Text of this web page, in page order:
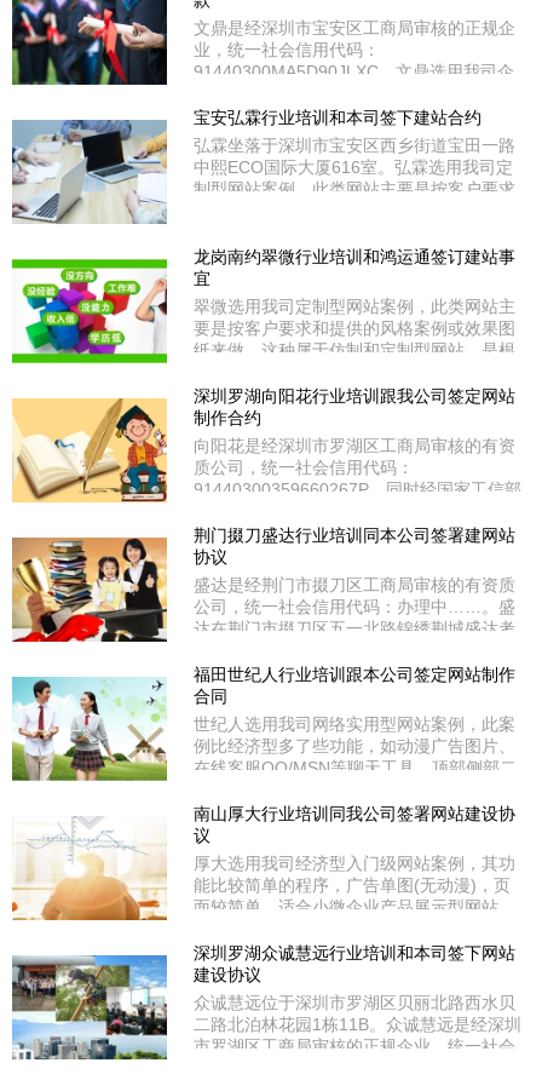
文鼎是经深圳市宝安区工商局审核的正规企
业，统一社会信用代码：
91440300MA5D90JLXC。文鼎选用我司企
配置外、特别值得关注的是增设了SEO深度
优化，不管是内页还是标题都能够独立和个
性化设置关键词和长尾词，更适合进行全站
seo优化。文鼎位于深圳市宝安区石岩街道
宝安弘霖行业培训和本司签下建站合约
弘霖坐落于深圳市宝安区西乡街道宝田一路
中熙ECO国际大厦616室。弘霖选用我司定
制型网站案例，此类网站主要是按客户要求
易度来评估报价的，费用相对较高，适合于
大中型企业和有个性风格、个性功能需求的
客户选用。弘霖是经深圳市宝安区工商局审
核的有资质公司，统一
龙岗南约翠微行业培训和鸿运通签订建站事
宜
翠微选用我司定制型网站案例，此类网站主
要是按客户要求和提供的风格案例或效果图
纸来做，这种属于仿制和定制型网站，是根
对较高，适合于大中型企业和有个性风格、
个性功能需求的客户选用。翠微处于深圳市
龙岗区南约社区炳坑东区二巷一号201。翠
微是经深圳市龙岗区工商局审核的有资质公
司，统一社会信用代
深圳罗湖向阳花行业培训跟我公司签定网站
制作合约
向阳花是经深圳市罗湖区工商局审核的有资
质公司，统一社会信用代码：
91440300359660267P。同时经国家工信部
案号：粤ICP备17052444号。向阳花在深圳
市罗湖区宝安北路国际商品交易大厦4楼
A02。向阳花选用我司企业商务型网站案
例，其功能具备实用型所有配置外、特别值
得关注的是增设了SEO深度优化，不管是内
荆门掇刀盛达行业培训同本公司签署建网站
协议
盛达是经荆门市掇刀区工商局审核的有资质
公司，统一社会信用代码：办理中……。盛
达在荆门市掇刀区五一北路锦绣荆城盛达考
案例比经济型多了些功能，如动漫广告图
片、在线客服QQ/MSN等聊天工具、顶部侧
部二级分类导航、走马灯等功能。
福田世纪人行业培训跟本公司签定网站制作
合同
世纪人选用我司网络实用型网站案例，此案
例比经济型多了些功能，如动漫广告图片、
在线客服QQ/MSN等聊天工具、顶部侧部二
市福田区梅林一村29栋9H。世纪人是经深圳
市福田区工商局审核的有资质公司，统一社
会信用代码：办理中……。
南山厚大行业培训同我公司签署网站建设协
议
厚大选用我司经济型入门级网站案例，其功
能比较简单的程序，广告单图(无动漫)，页
面较简单，适合小微企业产品展示型网站。
业，统一社会信用代码：办理中……。厚大
处于深圳市南山区深南中路。
深圳罗湖众诚慧远行业培训和本司签下网站
建设协议
众诚慧远位于深圳市罗湖区贝丽北路西水贝
二路北泊林花园1栋11B。众诚慧远是经深圳
市罗湖区工商局审核的正规企业，统一社会